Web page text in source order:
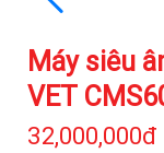
Máy siêu
VET
32,000,000đ